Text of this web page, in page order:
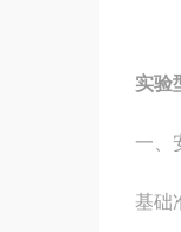
实验
一、
基础